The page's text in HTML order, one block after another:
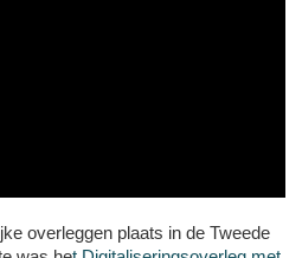
overleggen plaats in de Tweede